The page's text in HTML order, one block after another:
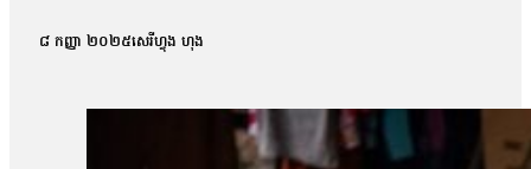
តម្លៃរហ័ស ចំពោះផលប៉ះពាល់លើបរិស្ថាន នៃការប្រើអាវុធគីមីពីសំណាក់ភ
នេះ ជាពិសេសនៅក្នុងទឹកដីកម្ពុជា។ របាយការណ៍ពីសហគមន៍ដែលរងផ
មនុស្សកម្ពុជា ហៅកាត់ថា CHRAC លោក រស់ សុដ្ឋា បានប្រាប់ប្រជ
៨ កញ្ញា ២០២៥សេរីហ្វុង ហុង